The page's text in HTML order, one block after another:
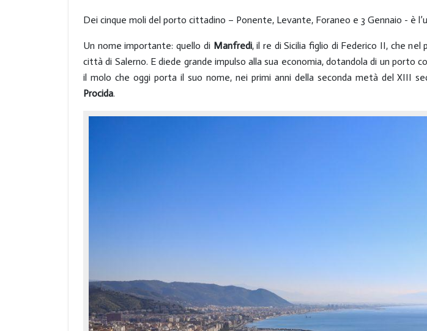
Dei cinque moli del porto cittadino – Ponente, Levante, Foraneo e 3 Gennaio - è
Un nome importante: quello di Manfredi, il re di Sicilia figlio di Federico II, che nel
città di Salerno. E diede grande impulso alla sua economia, dotandola di un
il molo che oggi porta il suo nome, nei primi anni della seconda metà del XIII
Procida.